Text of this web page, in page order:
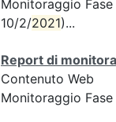
Monitoraggio
10/2/2021)...
Report di
Contenuto Web
Monitoraggio